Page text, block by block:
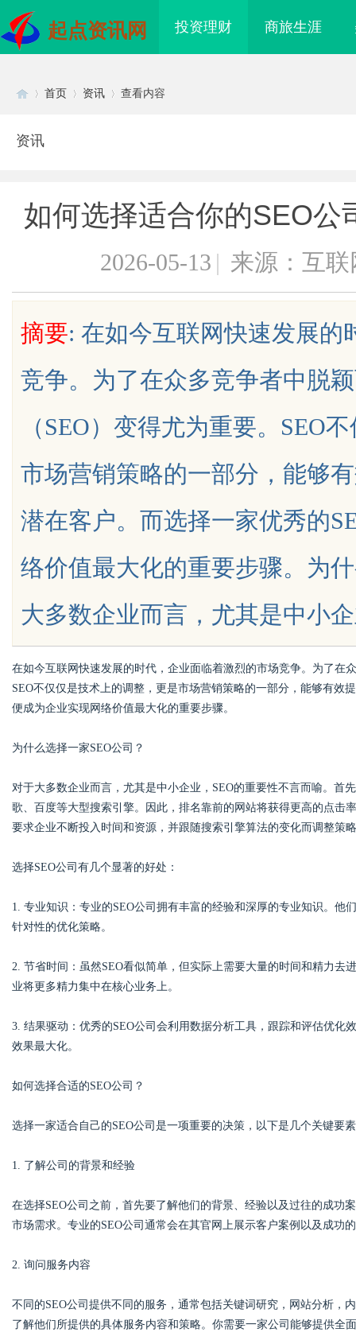
起点资讯网 投资理财 商旅生涯
uz
首页 资讯 查看内容
资讯
如何选择适合你的SEO公
2026-05-13 | 来源：互联
摘要: 在如今互联网快速发展的
竞争。为了在众多竞争者中脱
（SEO）变得尤为重要。SEO
市场营销策略的一部分，能够
潜在客户。而选择一家优秀的
络价值最大化的重要步骤。为
大多数企业而言，尤其是中小
在如今互联网快速发展的时代，企业面临着激烈的市场竞争。为了在
SEO不仅仅是技术上的调整，更是市场营销策略的一部分，能够有效
便成为企业实现网络价值最大化的重要步骤。
为什么选择一家SEO公司？
对于大多数企业而言，尤其是中小企业，SEO的重要性不言而喻。首
歌、百度等大型搜索引擎。因此，排名靠前的网站将获得更高的点击
要求企业不断投入时间和资源，并跟随搜索引擎算法的变化而调整策
选择SEO公司有几个显著的好处：
1. 专业知识：专业的SEO公司拥有丰富的经验和深厚的专业知识。
针对性的优化策略。
2. 节省时间：虽然SEO看似简单，但实际上需要大量的时间和精力
业将更多精力集中在核心业务上。
3. 结果驱动：优秀的SEO公司会利用数据分析工具，跟踪和评估优
效果最大化。
如何选择合适的SEO公司？
选择一家适合自己的SEO公司是一项重要的决策，以下是几个关键要
1. 了解公司的背景和经验
在选择SEO公司之前，首先要了解他们的背景、经验以及过往的成功
市场需求。专业的SEO公司通常会在其官网上展示客户案例以及成功
2. 询问服务内容
不同的SEO公司提供不同的服务，通常包括关键词研究，网站分析，
了解他们所提供的具体服务内容和策略。你需要一家公司能够提供全